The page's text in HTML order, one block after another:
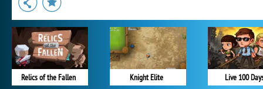
Relics of the Fallen Knight Elite Live 100